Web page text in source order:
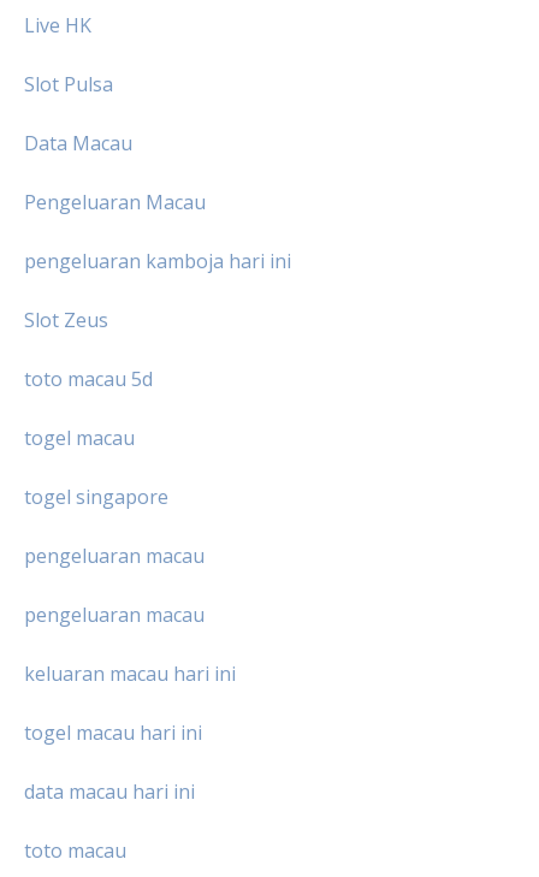
Live HK
Slot Pulsa
Data Macau
Pengeluaran Macau
pengeluaran kamboja hari ini
Slot Zeus
toto macau 5d
togel macau
togel singapore
pengeluaran macau
pengeluaran macau
keluaran macau hari ini
togel macau hari ini
data macau hari ini
toto macau